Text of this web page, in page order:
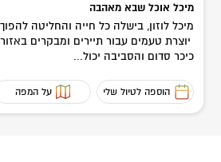
מיכל אוכל שבא מאהבה
מיכל לוזון, בישלה כל חייה והחליטה
יוצרת טעמים עבור תיירים ומבקרים
כיכר סדום והסביבה יכול...
הוספה לטיול שלי על המפה